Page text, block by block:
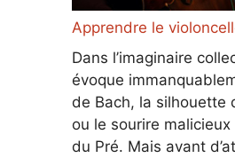
Apprendre le
Dans l’imaginaire
évoque
de Bach, la silhouette
ou le sourire
du Pré. Mais avant